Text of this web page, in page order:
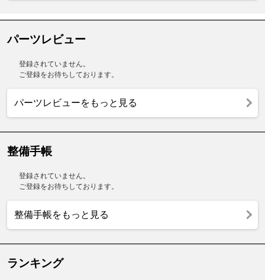
パーツレビュー
登録されていません。
ご登録をお待ちしております。
パーツレビューをもっと見る
整備手帳
登録されていません。
ご登録をお待ちしております。
整備手帳をもっと見る
ランキング